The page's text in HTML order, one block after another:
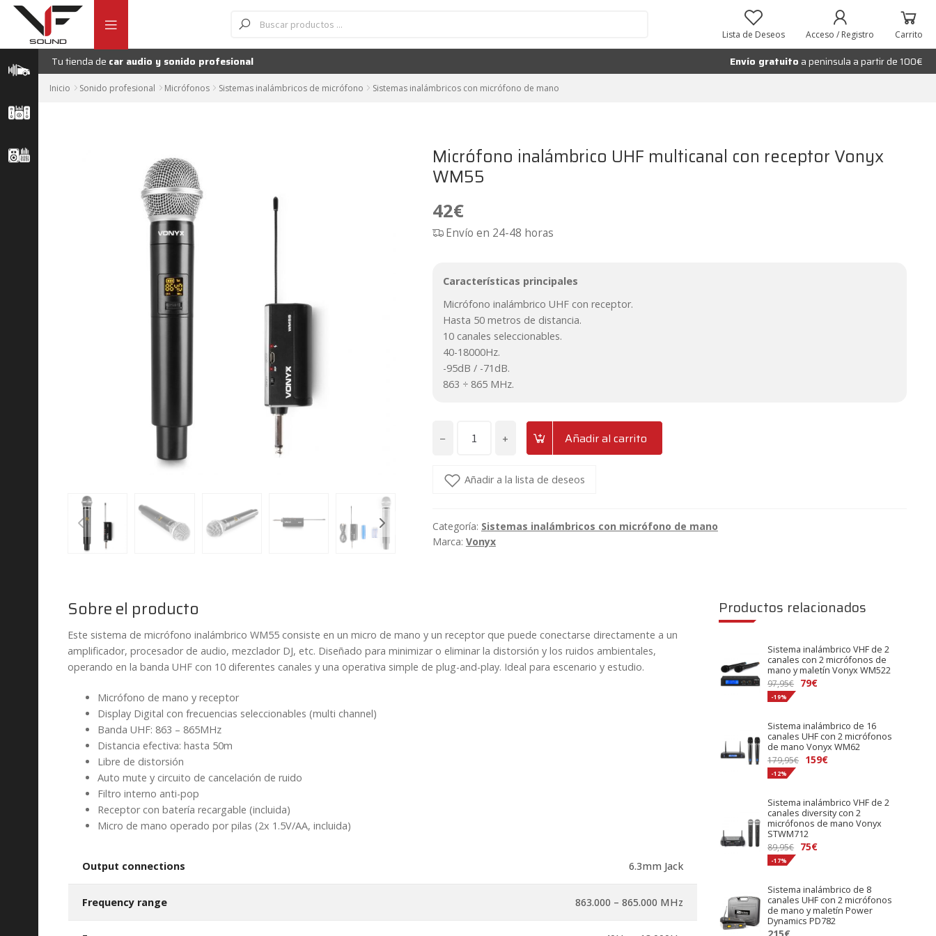
Ir
navegación
Ir
contenido
de
productos Lista de Deseos Acceso / Registro Carrito
Tu tienda de car audio y sonido profesional Envío gratuito a peninsula a partir de 100€
Inicio Sonido profesional Micrófonos Sistemas inalámbricos de micrófono Sistemas inalámbricos con micrófono de mano
Micrófono inalámbrico UHF multicanal con receptor Vonyx
WM55
42€
Envío en 24-48 horas
Características principales
Micrófono inalámbrico UHF con receptor.
Hasta 50 metros de distancia.
10 canales seleccionables.
40-18000Hz.
-95dB / -71dB.
863 ÷ 865 MHz.
−
Micrófono
UHF
receptor
Vonyx
+ Añadir al carrito
Añadir a la lista de deseos
Categoría: Sistemas inalámbricos con micrófono de mano
Marca: Vonyx
Sobre el producto
Este sistema de micrófono inalámbrico WM55 consiste en un micro de mano y un receptor que puede conectarse directamente a un
amplificador, procesador de audio, mezclador DJ, etc. Diseñado para minimizar o eliminar la distorsión y los ruidos ambientales,
operando en la banda UHF con 10 diferentes canales y una operativa simple de plug-and-play. Ideal para escenario y estudio.
Micrófono de mano y receptor
Display Digital con frecuencias seleccionables (multi channel)
Banda UHF: 863 – 865MHz
Distancia efectiva: hasta 50m
Libre de distorsión
Auto mute y circuito de cancelación de ruido
Filtro interno anti-pop
Receptor con batería recargable (incluida)
Micro de mano operado por pilas (2x 1.5V/AA, incluida)
Output connections 6.3mm Jack
Frequency range 863.000 – 865.000 MHz
Productos relacionados
Sistema inalámbrico VHF de 2
canales con 2 micrófonos de
mano y maletín Vonyx WM522
97,95€
El
era:
97,95€.
79€El
es:
79€.
-19%
Sistema inalámbrico de 16
canales UHF con 2 micrófonos
de mano Vonyx WM62
179,95€
El
era:
179,95€.
159€El
es:
159€.
-12%
Sistema inalámbrico VHF de 2
canales diversity con 2
micrófonos de mano Vonyx
STWM712
89,95€
El
era:
89,95€.
75€El
es:
75€.
-17%
Sistema inalámbrico de 8
canales UHF con 2 micrófonos
de mano y maletín Power
Dynamics PD782
Añadir al carrito